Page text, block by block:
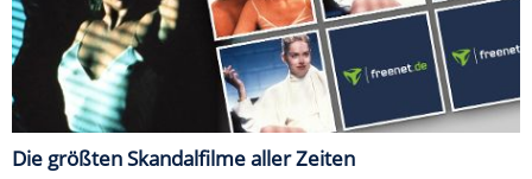
Die größten Skandalfilme aller Zeiten